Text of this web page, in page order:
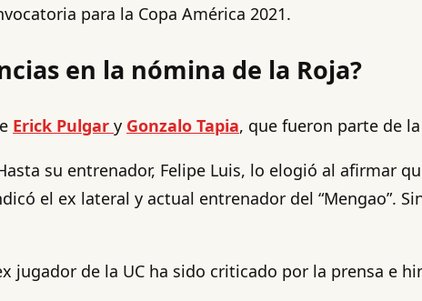
para la Copa América 2021.
en la nómina de la Roja?
Erick Pulgar y Gonzalo Tapia, que fueron parte de
su entrenador, Felipe Luis, lo elogió al afirmar
el ex lateral y actual entrenador del “Mengao”.
jugador de la UC ha sido criticado por la prensa e